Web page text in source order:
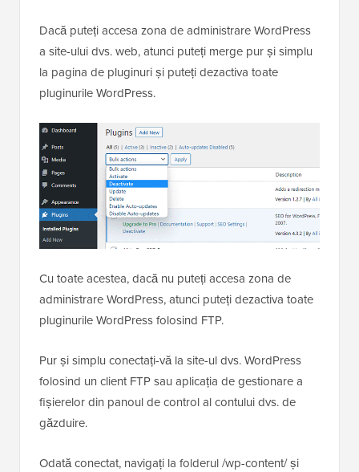
Dacă puteți accesa zona de administrare WordPress
a site-ului dvs. web, atunci puteți merge pur și simplu
la pagina de pluginuri și puteți dezactiva toate
pluginurile WordPress.
Cu toate acestea, dacă nu puteți accesa zona de
administrare WordPress, atunci puteți dezactiva toate
pluginurile WordPress folosind FTP.
Pur și simplu conectați-vă la site-ul dvs. WordPress
folosind un client FTP sau aplicația de gestionare a
fișierelor din panoul de control al contului dvs. de
găzduire.
Odată conectat, navigați la folderul /wp-content/ și